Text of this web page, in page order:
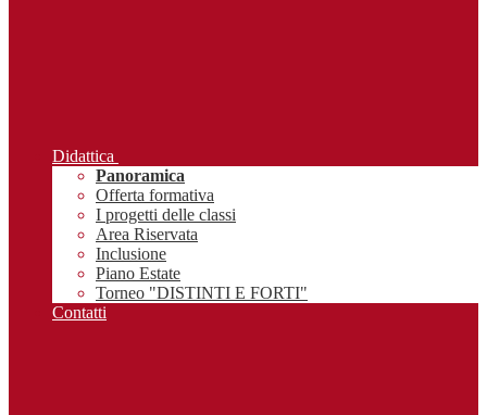
Didattica
Panoramica
Offerta formativa
I progetti delle classi
Area Riservata
Inclusione
Piano Estate
Torneo "DISTINTI E FORTI"
Contatti